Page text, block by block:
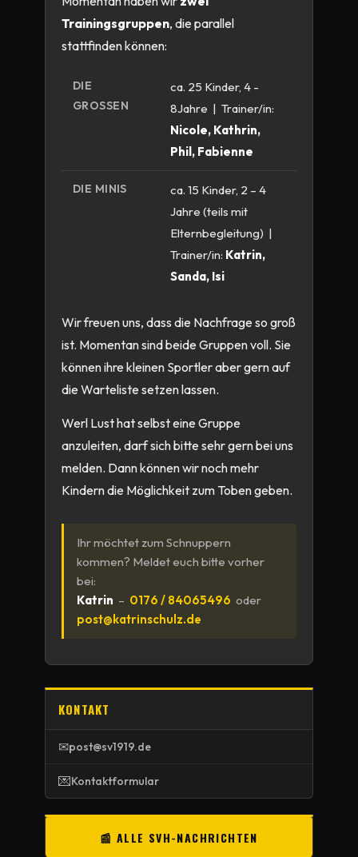
Trainingsgruppen, die parallel
stattfinden können:
DIE
GROSSEN
ca. 25 Kinder, 4 -
8Jahre | Trainer/in:
Nicole, Kathrin,
Phil, Fabienne
DIE MINIS
ca. 15 Kinder, 2 – 4
Jahre (teils mit
Elternbegleitung) |
Trainer/in: Katrin,
Sanda, Isi
Wir freuen uns, dass die Nachfrage so groß
ist. Momentan sind beide Gruppen voll. Sie
können ihre kleinen Sportler aber gern auf
die Warteliste setzen lassen.
Werl Lust hat selbst eine Gruppe
anzuleiten, darf sich bitte sehr gern bei uns
melden. Dann können wir noch mehr
Kindern die Möglichkeit zum Toben geben.
Ihr möchtet zum Schnuppern
kommen? Meldet euch bitte vorher
bei:
Katrin – 0176 / 84065496 oder
post@katrinschulz.de
KONTAKT
✉post@sv1919.de
💌Kontaktformular
📰 ALLE SVH-NACHRICHTEN